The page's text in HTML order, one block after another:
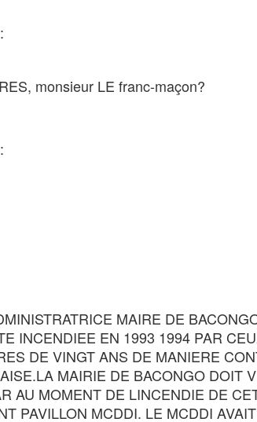
monsieur LE franc-maçon?
MAIRE DE
INCENDIEE EN 1993 1994 PAR
DE VINGT ANS DE MANIERE
MAIRIE DE BACONGO DOIT
AU MOMENT DE LINCENDIE DE
PAVILLON MCDDI. LE MCDDI